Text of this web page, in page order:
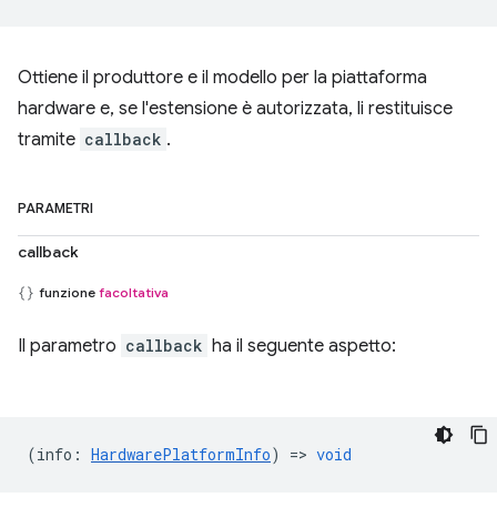
Ottiene il produttore e il modello per la piattaforma
hardware e, se l'estensione è autorizzata, li restituisce
tramite callback .
PARAMETRI
callback
funzione facoltativa
Il parametro callback ha il seguente aspetto:
(info : HardwarePlatformInfo) => void